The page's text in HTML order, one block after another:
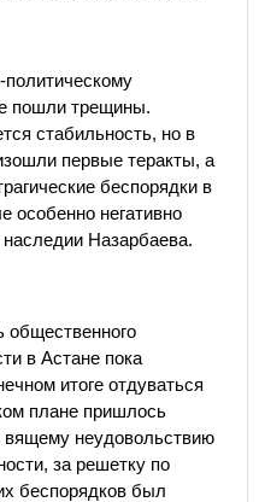
пошли трещины.
стабильность, но в
первые теракты, а
беспорядки в
особенно негативно
Назарбаева.
общественного
в Астане пока
итоге отдуваться
плане пришлось
вящему неудовольствию
за решетку по
беспорядков был